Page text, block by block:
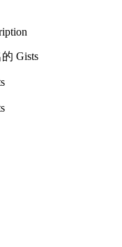
Gists